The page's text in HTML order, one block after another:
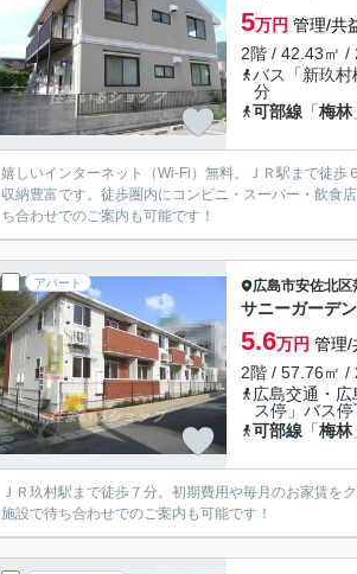
5万円 管理/共
2階 / 42.43㎡ /
バス「新玖
分
可部線 「梅林
嬉しいインターネット（Wi-Fi）無料。ＪＲ駅まで徒歩
収納豊富です。徒歩圏内にコンビニ・スーパー・飲食
ち合わせでのご案内も可能です！
アパート 広島市安佐北区
サニーガーデ
5.6万円 管理/
2階 / 57.76㎡ /
広島交通・
ス停」バス
可部線 「梅林
ＪＲ玖村駅まで徒歩７分。初期費用や毎月のお家賃を
施設で待ち合わせでのご案内も可能です！